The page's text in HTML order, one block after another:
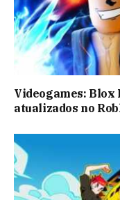
Videogames:
atualizados no